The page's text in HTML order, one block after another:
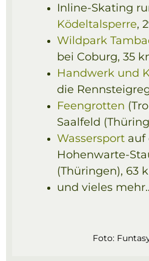
Inline-Skating
Ködeltalsperre,
Wildpark
bei Coburg, 35
Handwerk und
die
Feengrotten
Saalfeld
Wassersportauf
Hohenwarte-
(Thüringen), 63
und vieles
Foto: